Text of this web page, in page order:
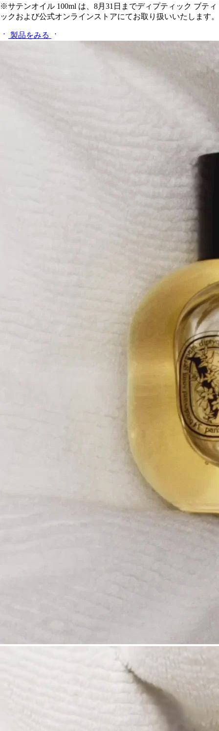
※サテンオイル 100ml は、8月31日までディプティック ブティ
ックおよび公式オンラインストアにてお取り扱いいたします。
製品をみる